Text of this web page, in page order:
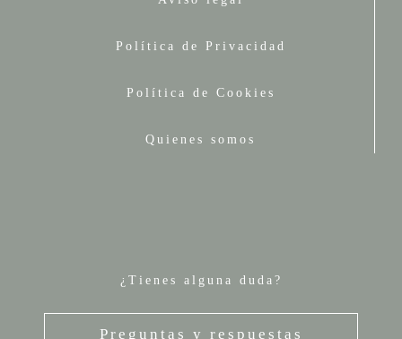
Política de Privacidad
Política de Cookies
Quienes somos
¿Tienes alguna duda?
Preguntas y respuestas